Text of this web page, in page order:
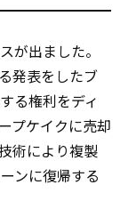
が出ました。
発表をしたブ
る権利をディ
プケイクに売却
術により複製
ンに復帰する